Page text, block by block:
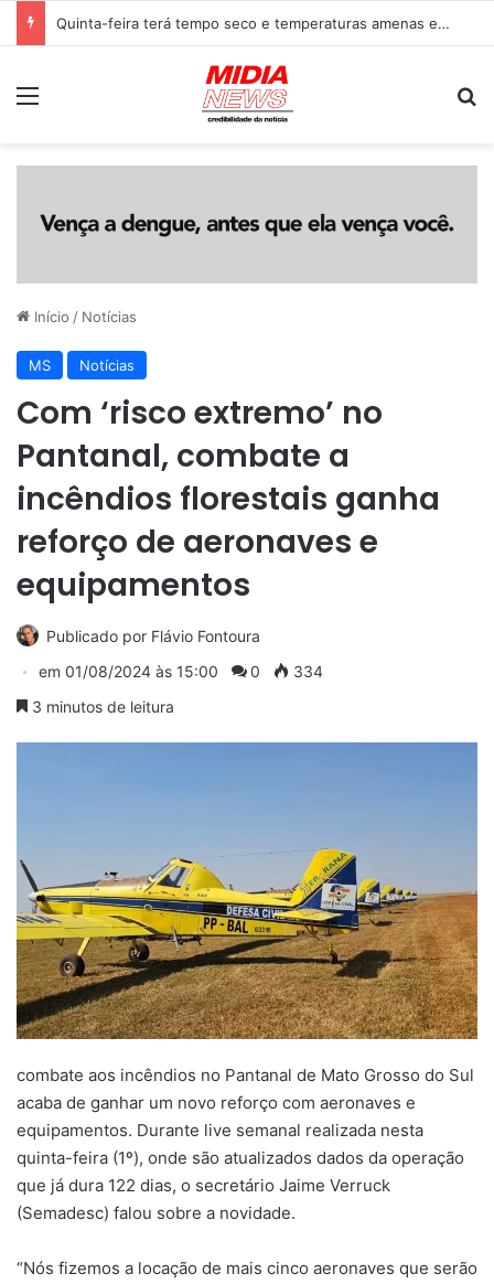
JORNAL DA MANHÃ – 1° EDIÇÃO – 06/08/2026
Início / Notícias
MS Notícias
Com ‘risco extremo’ no
Pantanal, combate a
incêndios florestais ganha
reforço de aeronaves e
equipamentos
Publicado por Flávio Fontoura
em 01/08/2024 às 15:00 0
334
3 minutos de leitura
combate aos incêndios no Pantanal de Mato Grosso do Sul
acaba de ganhar um novo reforço com aeronaves e
equipamentos. Durante live semanal realizada nesta
quinta-feira (1º), onde são atualizados dados da operação
que já dura 122 dias, o secretário Jaime Verruck
(Semadesc) falou sobre a novidade.
“Nós fizemos a locação de mais cinco aeronaves que serão